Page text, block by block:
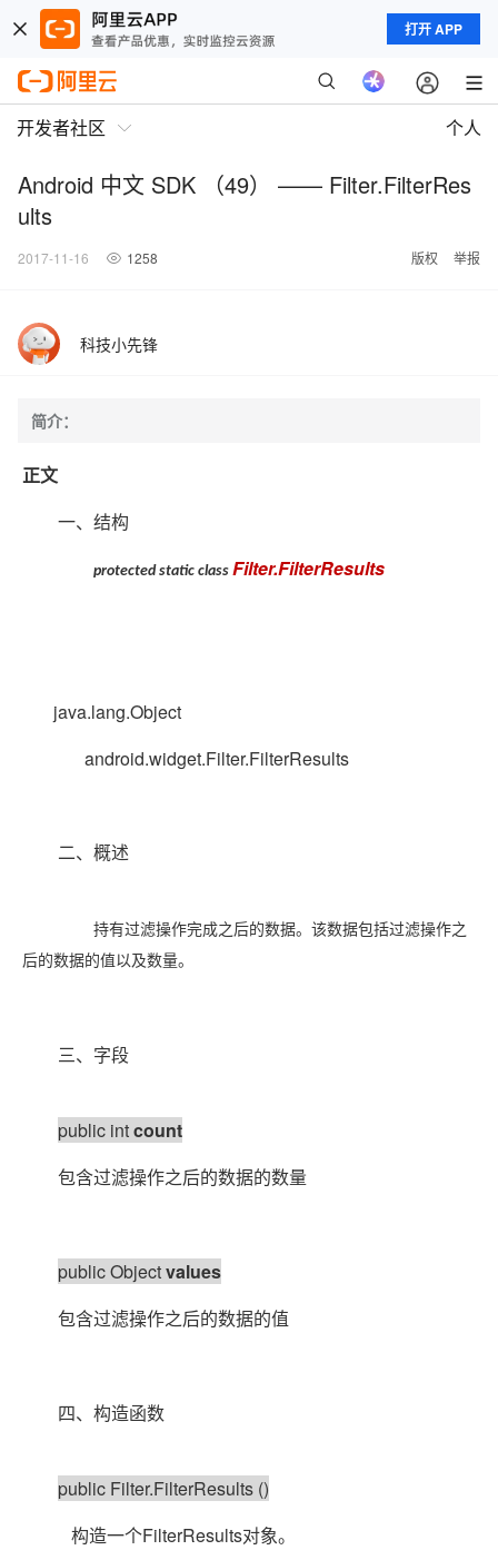
打开 APP
开发者社区 个人
Android 中文 SDK （49） —— Filter.FilterRes
ults
2017-11-16 1258 版权 举报
科技小先锋
简介：
正文
一、结构
protected static class Filter.FilterResults
java.lang.Object
android.widget.Filter.FilterResults
二、概述
持有过滤操作完成之后的数据。该数据包括过滤操作之
后的数据的值以及数量。
三、字段
public intcount
包含过滤操作之后的数据的数量
public Objectvalues
包含过滤操作之后的数据的值
四、构造函数
public Filter.FilterResults ()
构造一个FilterResults对象。